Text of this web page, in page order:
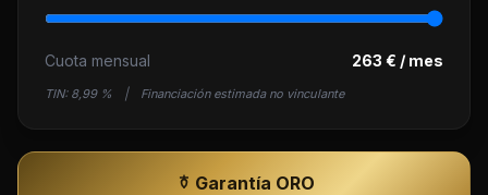
Cuota mensual 263 € / mes
TIN: 8,99 % | Financiación estimada no vinculante
Garantía ORO